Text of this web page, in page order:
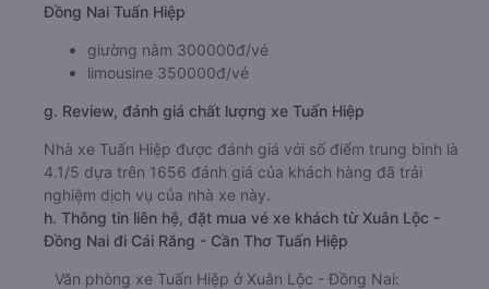
Đồng Nai Tuấn Hiệp
giường nằm 300000đ/vé
limousine 350000đ/vé
g. Review, đánh giá chất lượng xe Tuấn Hiệp
Nhà xe Tuấn Hiệp được đánh giá với số điểm trung bình là
4.1/5 dựa trên 1656 đánh giá của khách hàng đã trải
nghiệm dịch vụ của nhà xe này.
h. Thông tin liên hệ, đặt mua vé xe khách từ Xuân Lộc -
Đồng Nai đi Cái Răng - Cần Thơ Tuấn Hiệp
Văn phòng xe Tuấn Hiệp ở Xuân Lộc - Đồng Nai: